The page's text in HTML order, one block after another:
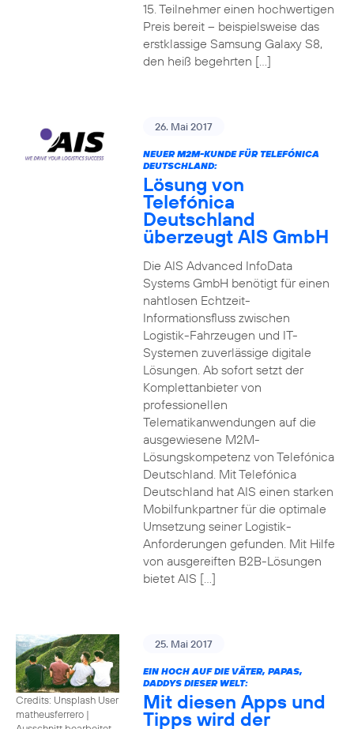
15. Teilnehmer einen hochwertigen
Preis bereit – beispielsweise das
erstklassige Samsung Galaxy S8,
den heiß begehrten […]
26. Mai 2017
NEUER M2M-KUNDE FÜR TELEFÓNICA
DEUTSCHLAND:
Lösung von
Telefónica
Deutschland
überzeugt AIS GmbH
Die AIS Advanced InfoData
Systems GmbH benötigt für einen
nahtlosen Echtzeit-
Informationsfluss zwischen
Logistik-Fahrzeugen und IT-
Systemen zuverlässige digitale
Lösungen. Ab sofort setzt der
Komplettanbieter von
professionellen
Telematikanwendungen auf die
ausgewiesene M2M-
Lösungskompetenz von Telefónica
Deutschland. Mit Telefónica
Deutschland hat AIS einen starken
Mobilfunkpartner für die optimale
Umsetzung seiner Logistik-
Anforderungen gefunden. Mit Hilfe
von ausgereiften B2B-Lösungen
bietet AIS […]
Credits: Unsplash User
matheusferrero |
25. Mai 2017
EIN HOCH AUF DIE VÄTER, PAPAS,
DADDYS DIESER WELT:
Mit diesen Apps und
Tipps wird der